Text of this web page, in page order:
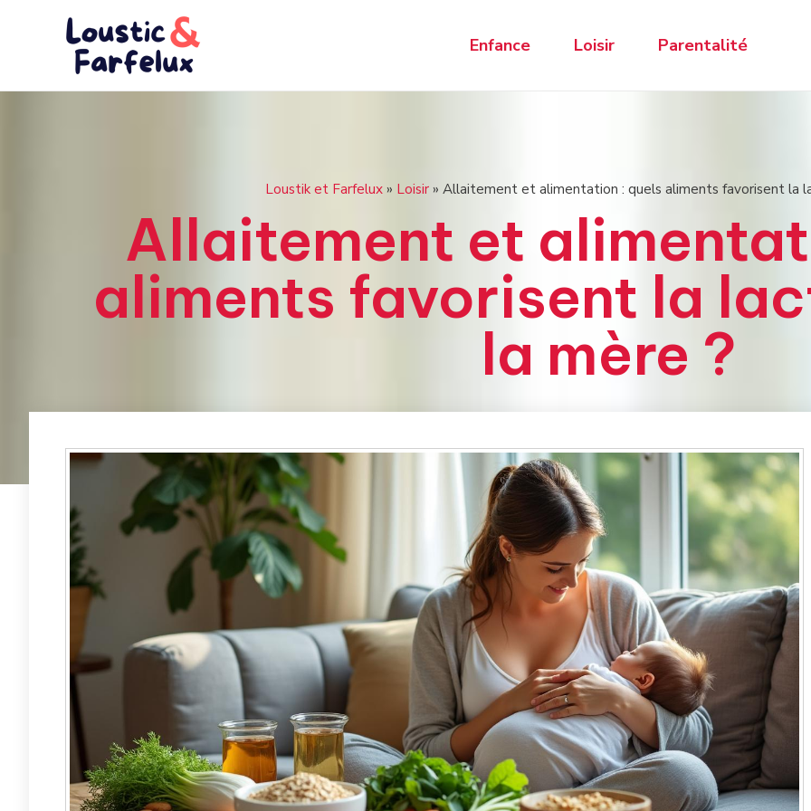
Enfance Loisir Parentalité
Loustik et Farfelux » Loisir » Allaitement et alimentation : quels aliments favorisent la
Allaitement et
aliments favorisent la
la mère ?